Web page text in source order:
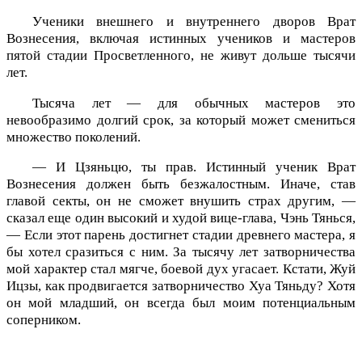
Ученики внешнего и внутреннего дворов Врат
Вознесения, включая истинных учеников и мастеров
пятой стадии Просветленного, не живут дольше тысячи
лет.
Тысяча лет — для обычных мастеров это
невообразимо долгий срок, за который может смениться
множество поколений.
— И Цзяньцю, ты прав. Истинный ученик Врат
Вознесения должен быть безжалостным. Иначе, став
главой секты, он не сможет внушить страх другим, —
сказал еще один высокий и худой вице-глава, Чэнь Тянься,
— Если этот парень достигнет стадии древнего мастера, я
бы хотел сразиться с ним. За тысячу лет затворничества
мой характер стал мягче, боевой дух угасает. Кстати, Жуй
Ицзы, как продвигается затворничество Хуа Тяньду? Хотя
он мой младший, он всегда был моим потенциальным
соперником.